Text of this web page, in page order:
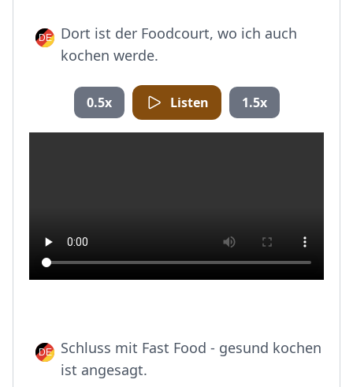
Dort ist der Foodcourt, wo ich auch
kochen werde.
0.5x Listen 1.5x
Schluss mit Fast Food - gesund kochen
ist angesagt.